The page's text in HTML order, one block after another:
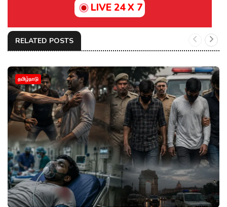
LIVE 24 X 7
RELATED POSTS
தமிழ்நாடு